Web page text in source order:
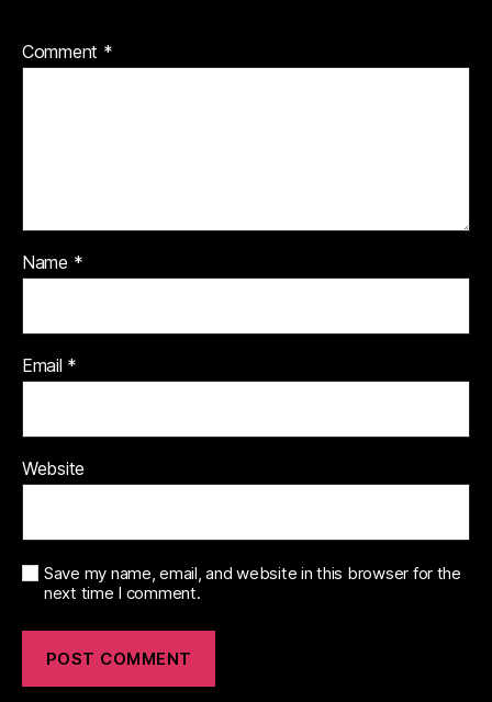
Comment *
Name *
Email *
Website
Save my name, email, and website in this browser for the
next time I comment.